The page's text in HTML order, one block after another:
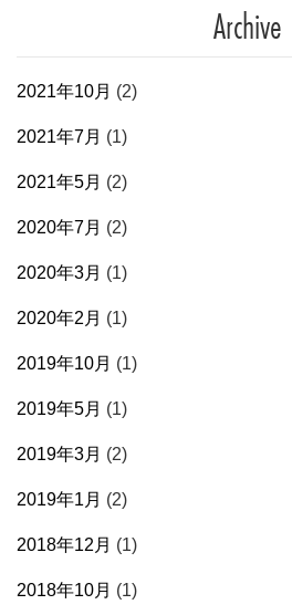
Archive
2021年10月 (2)
2021年7月 (1)
2021年5月 (2)
2020年7月 (2)
2020年3月 (1)
2020年2月 (1)
2019年10月 (1)
2019年5月 (1)
2019年3月 (2)
2019年1月 (2)
2018年12月 (1)
2018年10月 (1)